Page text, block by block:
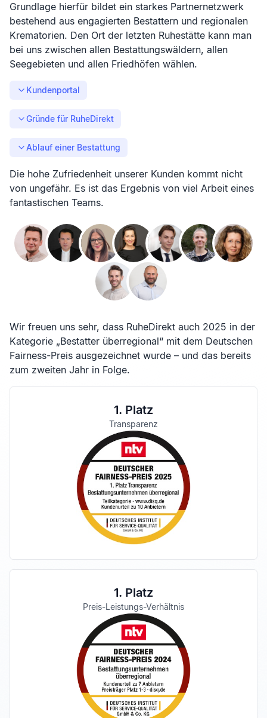
Grundlage hierfür bildet ein starkes Partnernetzwerk
bestehend aus engagierten Bestattern und regionalen
Krematorien. Den Ort der letzten Ruhestätte kann man
bei uns zwischen allen Bestattungswäldern, allen
Seegebieten und allen Friedhöfen wählen.
Kundenportal
Gründe für RuheDirekt
Ablauf einer Bestattung
Die hohe Zufriedenheit unserer Kunden kommt nicht
von ungefähr. Es ist das Ergebnis von viel Arbeit eines
fantastischen Teams.
Wir freuen uns sehr, dass RuheDirekt auch 2025 in der
Kategorie „Bestatter überregional“ mit dem Deutschen
Fairness-Preis ausgezeichnet wurde – und das bereits
zum zweiten Jahr in Folge.
1. Platz
Transparenz
1. Platz
Preis-Leistungs-Verhältnis